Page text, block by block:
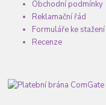
Obchodní podmínky
Reklamační řád
Formuláře ke stažení
Recenze